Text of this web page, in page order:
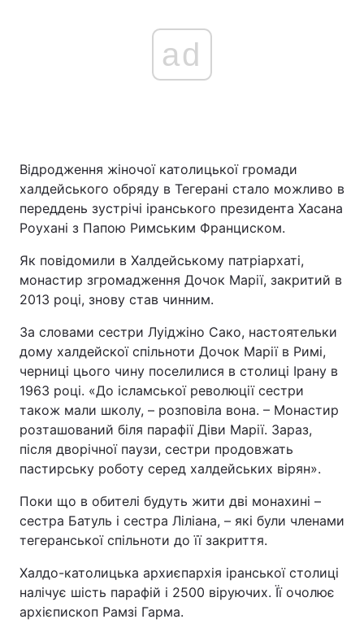
ad
Відродження жіночої католицької громади
халдейського обряду в Тегерані стало можливо в
переддень зустрічі іранського президента Хасана
Роухані з Папою Римським Франциском.
Як повідомили в Халдейському патріархаті,
монастир згромадження Дочок Марії, закритий в
2013 році, знову став чинним.
За словами сестри Луіджіно Сако, настоятельки
дому халдейскої спільноти Дочок Марії в Римі,
черниці цього чину поселилися в столиці Ірану в
1963 році. «До ісламської революції сестри
також мали школу, – розповіла вона. – Монастир
розташований біля парафії Діви Марії. Зараз,
після дворічної паузи, сестри продовжать
пастирську роботу серед халдейських вірян».
Поки що в обителі будуть жити дві монахині –
сестра Батуль і сестра Ліліана, – які були членами
тегеранської спільноти до її закриття.
Халдо-католицька архиєпархія іранської столиці
налічує шість парафій і 2500 віруючих. Її очолює
архієпископ Рамзі Гарма.